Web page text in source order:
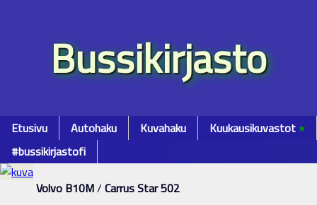
Bussikirjasto
Etusivu Autohaku Kuvahaku Kuukausikuvastot٭
#bussikirjastofi
Volvo B10M/ Carrus Star 502